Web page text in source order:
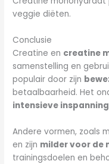
veggie diëten.
Conclusie
Creatine en creatine
samenstelling en
populair door zijn
betaalbaarheid. Het
intensieve
Andere vormen, zoals
en zijn milder voor de
trainingsdoelen en